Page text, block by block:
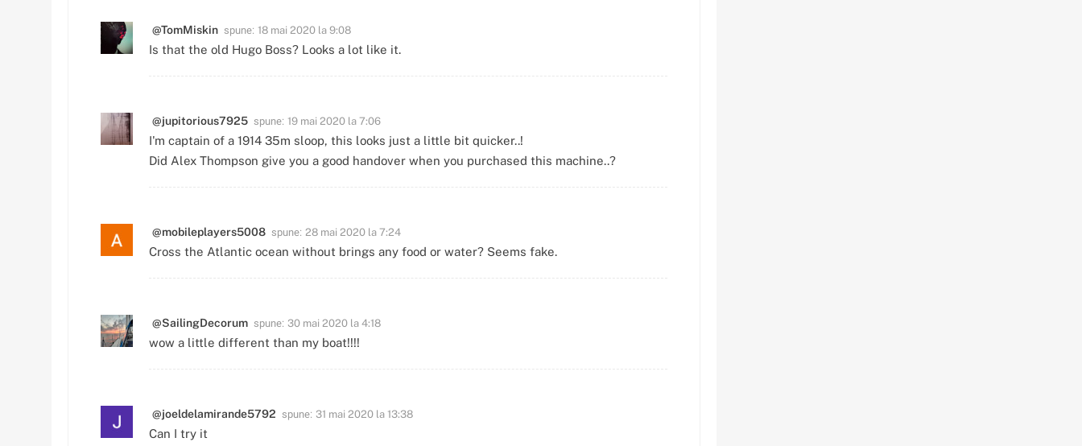
@TomMiskin spune: 18 mai 2020 la 9:08
Is that the old Hugo Boss? Looks a lot like it.
@jupitorious7925 spune: 19 mai 2020 la 7:06
I'm captain of a 1914 35m sloop, this looks just a little bit quicker..!
Did Alex Thompson give you a good handover when you purchased this machine..?
@mobileplayers5008 spune: 28 mai 2020 la 7:24
Cross the Atlantic ocean without brings any food or water? Seems fake.
@SailingDecorum spune: 30 mai 2020 la 4:18
wow a little different than my boat!!!!
@joeldelamirande5792 spune: 31 mai 2020 la 13:38
Can I try it